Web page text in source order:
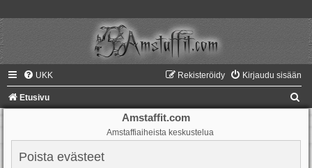
UKK Kirjaudu sisään
Rekisteröidy
Etusivu
Amstaffit.com
Amstaffiaiheista keskustelua
Poista evästeet